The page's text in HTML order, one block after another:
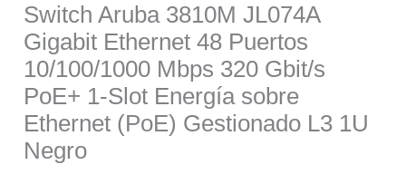
Switch Aruba 3810M JL074A
Gigabit Ethernet 48 Puertos
10/100/1000 Mbps 320 Gbit/s
PoE+ 1-Slot Energía sobre
Ethernet (PoE) Gestionado L3 1U
Negro